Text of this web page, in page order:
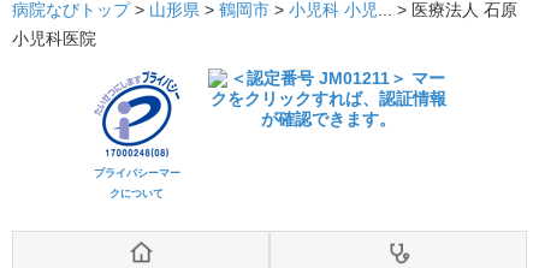
病院なびトップ > 山形県 > 鶴岡市 > 小児科 小児... > 医療法人 石原
小児科医院
プライバシーマー
クについて